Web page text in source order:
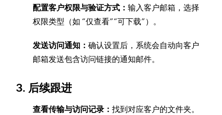
配置客户权限与验证方式：输入客户邮箱，选择
权限类型（如 “仅查看”“可下载”）。
发送访问通知：确认设置后，系统会自动向客户
邮箱发送包含访问链接的通知邮件。
3. 后续跟进
查看传输与访问记录：找到对应客户的文件夹。